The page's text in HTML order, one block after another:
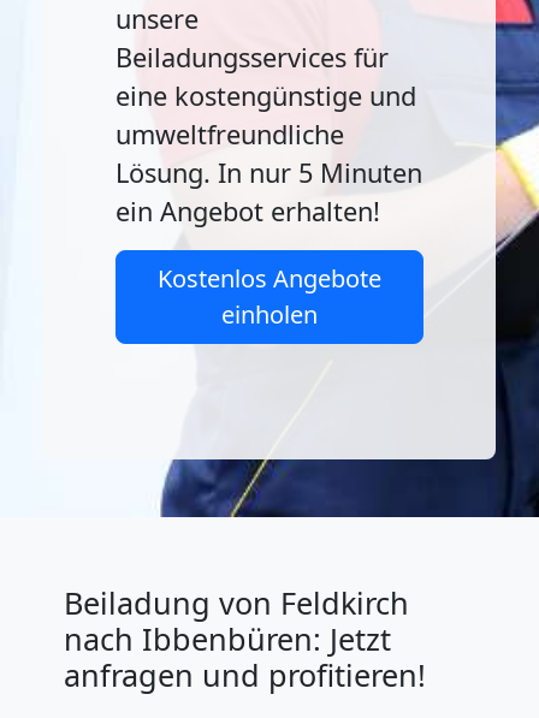
unsere
Beiladungsservices für
eine kostengünstige und
umweltfreundliche
Lösung. In nur 5 Minuten
ein Angebot erhalten!
Kostenlos Angebote
einholen
Beiladung von Feldkirch
nach Ibbenbüren: Jetzt
anfragen und profitieren!